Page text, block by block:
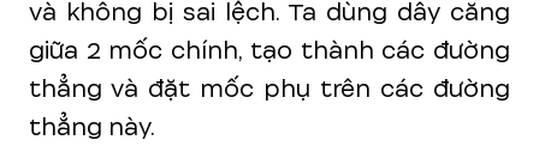
và không bị sai lệch. Ta dùng dây căng
giữa 2 mốc chính, tạo thành các đường
thẳng và đặt mốc phụ trên các đường
thẳng này.